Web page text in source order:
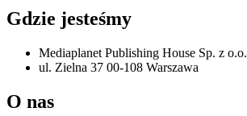
Gdzie jesteśmy
Mediaplanet Publishing House Sp. z o.o.
ul. Zielna 37 00-108 Warszawa
O nas